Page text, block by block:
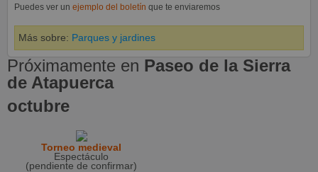
Puedes ver un ejemplo del boletín que te enviaremos
Más sobre: Parques y jardines
Próximamente en Paseo de la Sierra
de Atapuerca
octubre
Torneo medieval
Espectáculo
(pendiente de confirmar)